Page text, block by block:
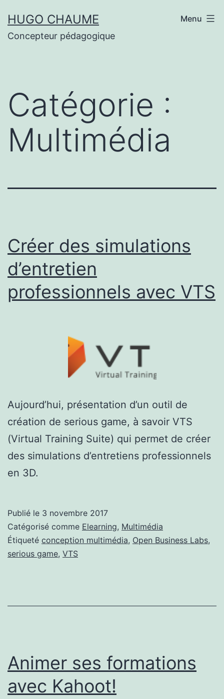
au
contenu
HUGO CHAUME
Concepteur pédagogique
Menu
Catégorie :
Multimédia
Créer des simulations
d’entretien
professionnels avec VTS
Aujourd’hui, présentation d’un outil de
création de serious game, à savoir VTS
(Virtual Training Suite) qui permet de créer
des simulations d’entretiens professionnels
en 3D.
Publié le 3 novembre 2017
Catégorisé comme Elearning, Multimédia
Étiqueté conception multimédia, Open Business Labs,
serious game, VTS
Animer ses formations
avec Kahoot!